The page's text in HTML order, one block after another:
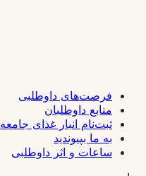
فرصت‌های داوطلبی
منابع داوطلبان
ثبت‌نام انبار غذای جامعه
به ما بپیوندید
ساعات و اثر داوطلبی